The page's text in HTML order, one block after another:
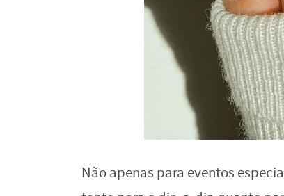
Não apenas para eventos